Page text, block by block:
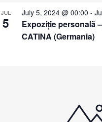
JUL
5
Expoziție personală
CATINA (Germania)
July 5, 2024 @ 00:00 -